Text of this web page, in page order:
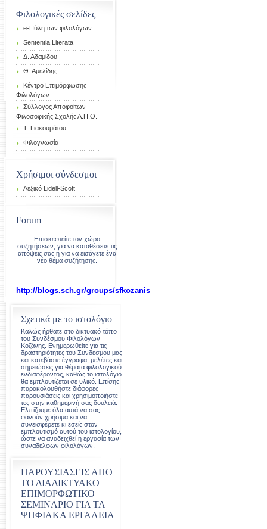
Σχετικά με το ιστολόγιο
Kαλώς ήρθατε στο δικτυακό τόπο
του Συνδέσμου Φιλολόγων
Κοζάνης. Ενημερωθείτε για τις
δραστηριότητες του Συνδέσμου μας
και κατεβάστε έγγραφα, μελέτες και
σημειώσεις για θέματα φιλολογικού
ενδιαφέροντος, καθώς το ιστολόγιο
θα εμπλουτίζεται σε υλικό. Επίσης
παρακολουθήστε διάφορες
παρουσιάσεις και χρησιμοποιήστε
τες στην καθημερινή σας δουλειά.
Ελπίζουμε όλα αυτά να σας
φανούν χρήσιμα και να
συνεισφέρετε κι εσείς στον
εμπλουτισμό αυτού του ιστολογίου,
ώστε να αναδειχθεί η εργασία των
συναδέλφων φιλολόγων.
ΠΑΡΟΥΣΙΑΣΕΙΣ ΑΠΟ
ΤΟ ΔΙΑΔΙΚΤΥΑΚΟ
ΕΠΙΜΟΡΦΩΤΙΚΟ
ΣΕΜΙΝΑΡΙΟ ΓΙΑ ΤΑ
ΨΗΦΙΑΚΑ ΕΡΓΑΛΕΙΑ
Φιλολογικές σελίδες
e-Πύλη των φιλολόγων
Sententia Literata
Δ. Αδαμίδου
Θ. Αμελίδης
Κέντρο Επιμόρφωσης
Φιλολόγων
Σύλλογος Αποφοίτων
Φιλοσοφικής Σχολής Α.Π.Θ.
Τ. Γιακουμάτου
Φιλογνωσία
Χρήσιμοι σύνδεσμοι
Λεξικό Lidell-Scott
Forum
Επισκεφτείτε τον χώρο
συζητήσεων, για να καταθέσετε τις
απόψεις σας ή για να εισάγετε ένα
νέο θέμα συζήτησης.
http://blogs.sch.gr/groups/sfkozanis